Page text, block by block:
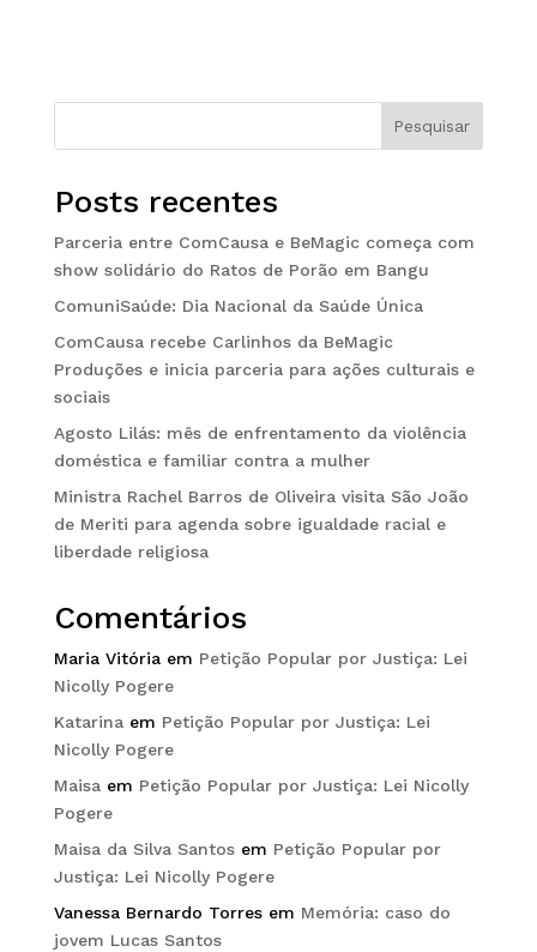
Pesquisar
Posts recentes
Parceria entre ComCausa e BeMagic começa com
show solidário do Ratos de Porão em Bangu
ComuniSaúde: Dia Nacional da Saúde Única
ComCausa recebe Carlinhos da BeMagic
Produções e inicia parceria para ações culturais e
sociais
Agosto Lilás: mês de enfrentamento da violência
doméstica e familiar contra a mulher
Ministra Rachel Barros de Oliveira visita São João
de Meriti para agenda sobre igualdade racial e
liberdade religiosa
Comentários
Maria Vitóriaem Petição Popular por Justiça: Lei
Nicolly Pogere
Katarinaem Petição Popular por Justiça: Lei
Nicolly Pogere
Maisaem Petição Popular por Justiça: Lei Nicolly
Pogere
Maisa da Silva Santosem Petição Popular por
Justiça: Lei Nicolly Pogere
Vanessa Bernardo Torresem Memória: caso do
jovem Lucas Santos